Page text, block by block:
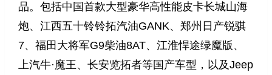
品。包括中国首款大型豪华高性能皮卡长城山海
炮、江西五十铃铃拓汽油GANK、郑州日产锐骐
7、福田大将军G9柴油8AT、江淮悍途绿魔版、
上汽牛·魔王、长安览拓者等国产车型，以及Jeep